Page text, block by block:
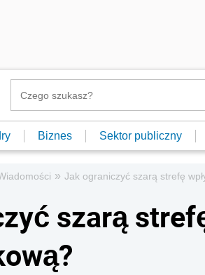
Biznes Sektor publiczny
» Jak ograniczyć szarą strefę
szarą